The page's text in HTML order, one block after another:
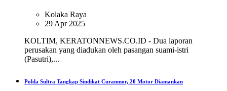
Kolaka Raya
29 Apr 2025
KOLTIM, KERATONNEWS.CO.ID - Dua laporan
perusakan yang diadukan oleh pasangan suami-istri
(Pasutri),...
Polda Sultra Tangkap Sindikat Curanmor, 20 Motor Diamankan